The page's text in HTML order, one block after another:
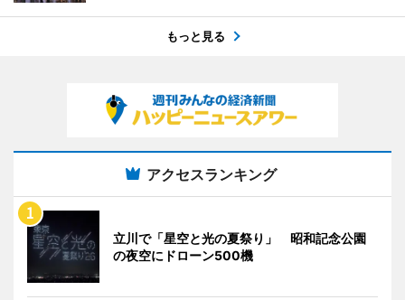
もっと見る
アクセスランキング
立川で「星空と光の夏祭り」 昭和記念公園
の夜空にドローン500機